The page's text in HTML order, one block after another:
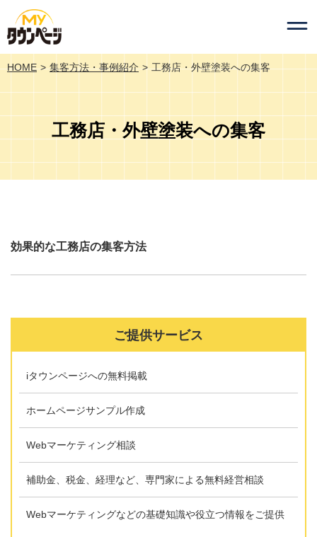
HOME 集客方法・事例紹介 工務店・外壁塗装への集客
工務店・外壁塗装への集客
効果的な工務店の集客方法
ご提供サービス
iタウンページへの無料掲載
ホームページサンプル作成
Webマーケティング相談
補助金、税金、経理など、専門家による無料経営相談
Webマーケティングなどの基礎知識や役立つ情報をご提供